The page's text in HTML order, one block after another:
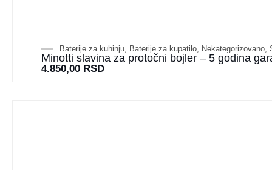
Baterije za kuhinju, Baterije za kupatilo, Nekategorizovano,
Minotti slavina za protočni bojler – 5 godina
4.850,00 RSD